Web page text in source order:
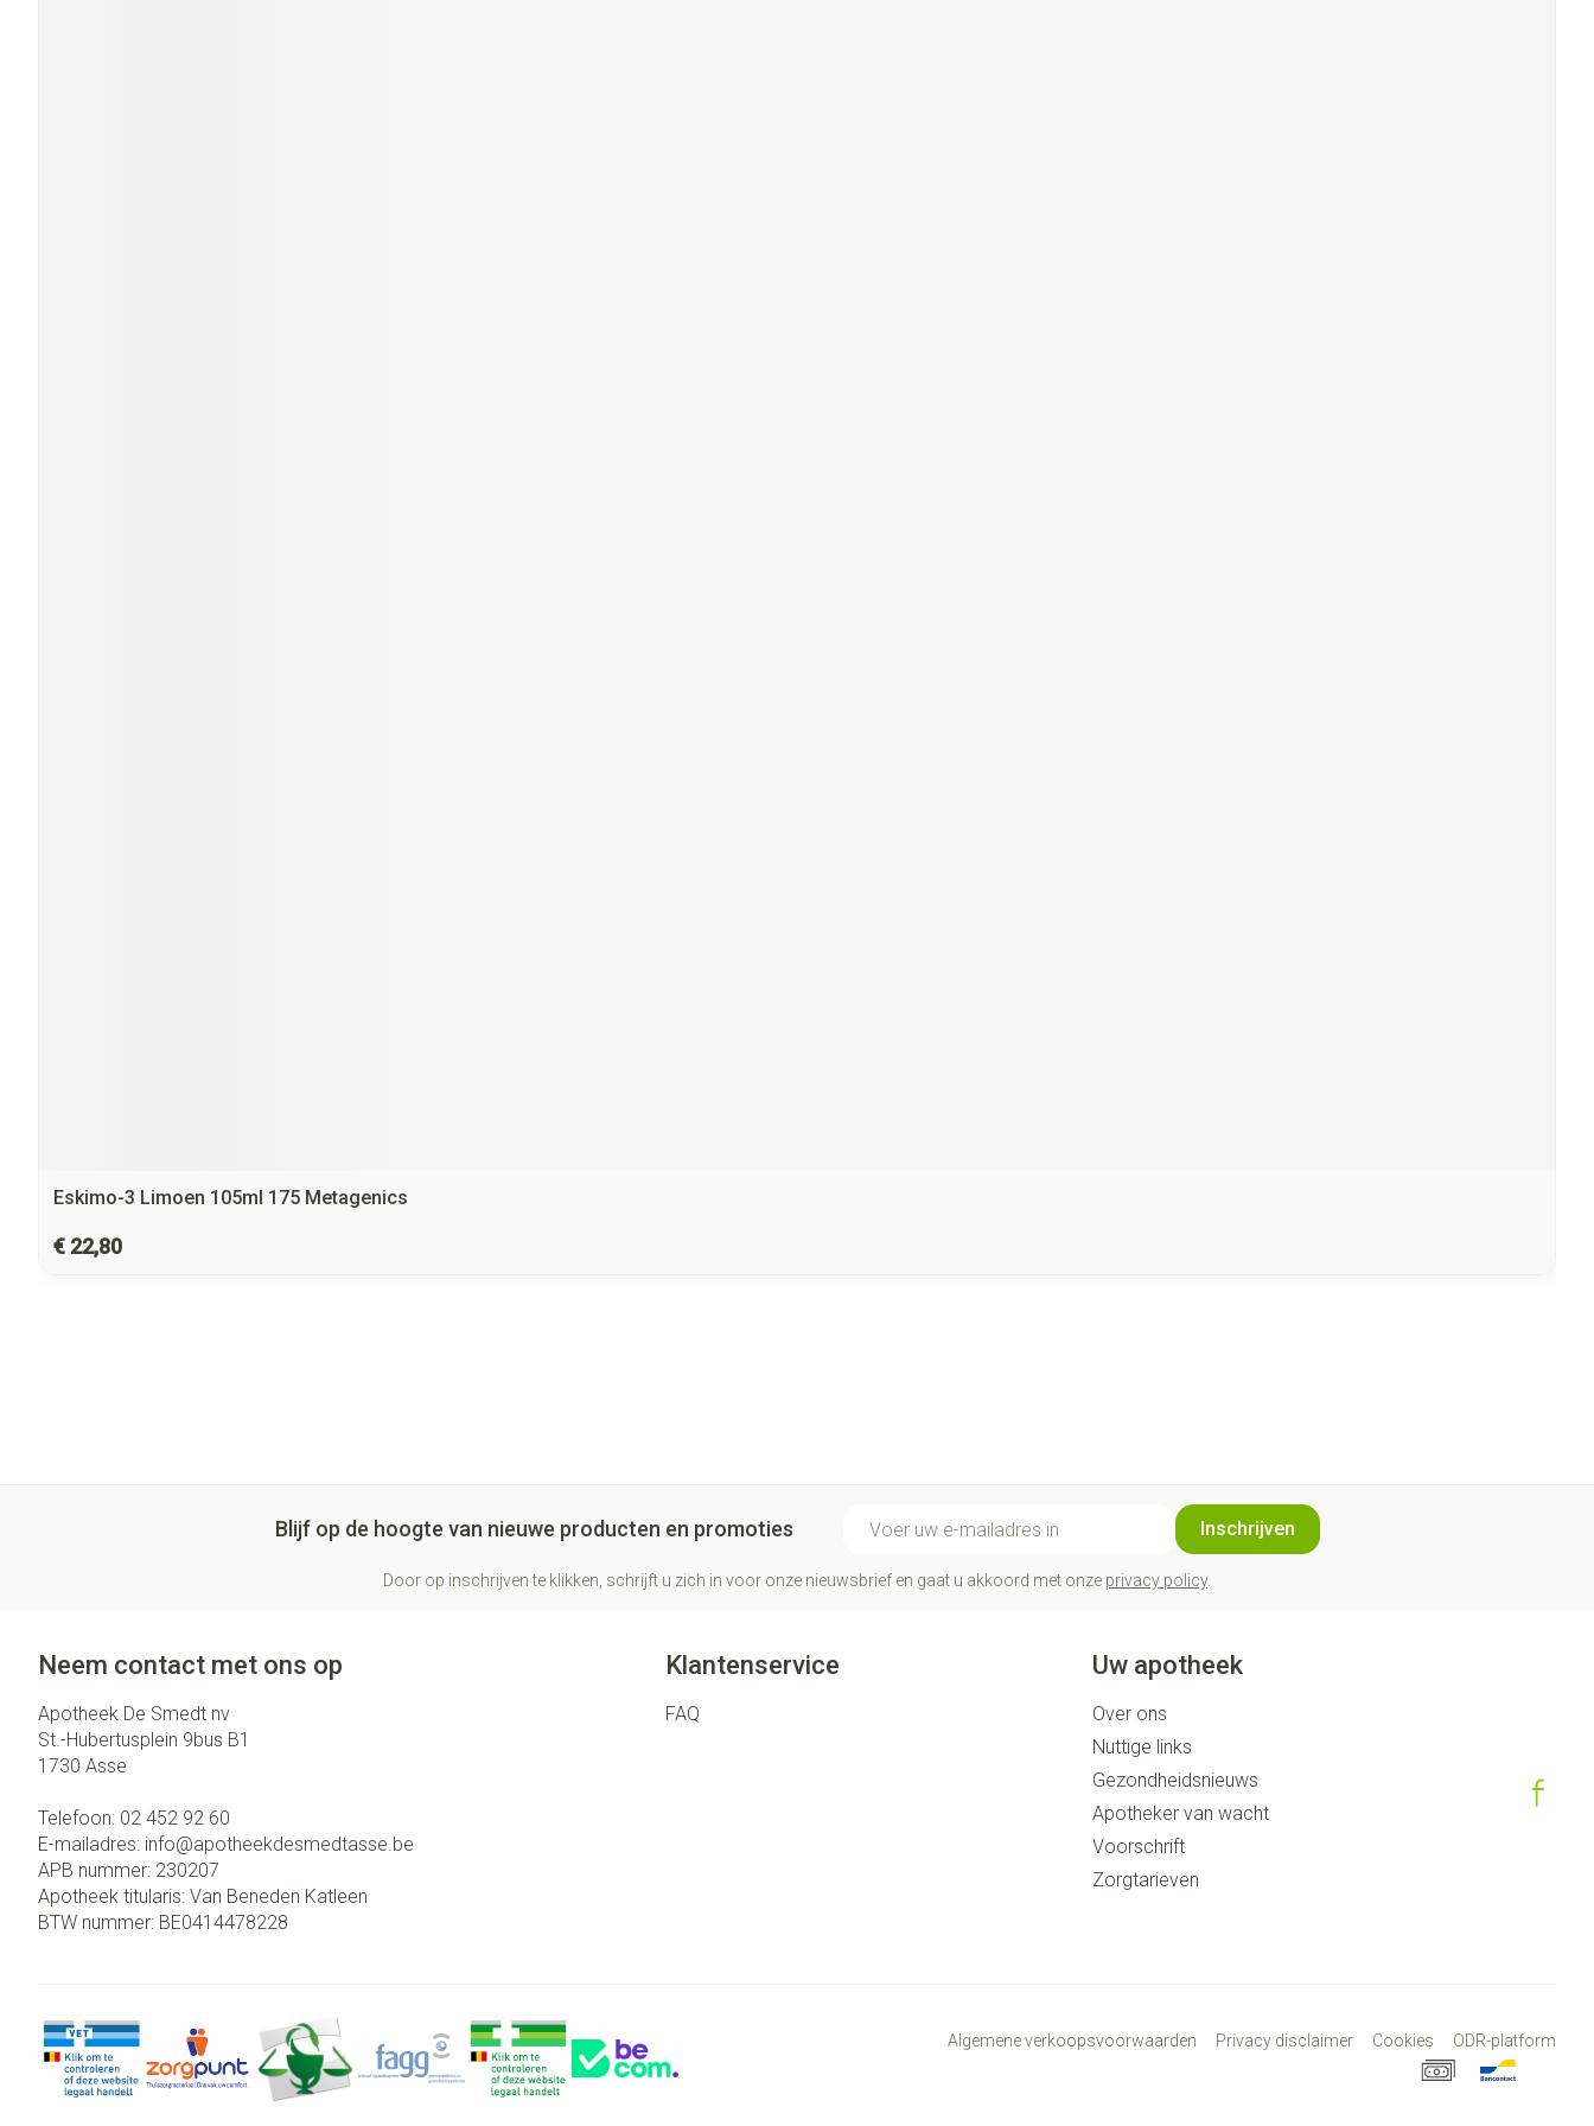
Eskimo-3 Limoen 105ml 175 Metagenics
€ 22,80
Blijf op de hoogte van nieuwe producten en promoties Inschrijven
Door op inschrijven te klikken, schrijft u zich in voor onze nieuwsbrief en gaat u akkoord met onze privacy policy.
Neem contact met ons op
Apotheek De Smedt nv
St.-Hubertusplein 9bus B1
1730 Asse
Telefoon: 02 452 92 60
E-mailadres: info@apotheekdesmedtasse.be
APB nummer: 230207
Apotheek titularis: Van Beneden Katleen
BTW nummer: BE0414478228
Klantenservice
FAQ
Uw apotheek
Over ons
Nuttige links
Gezondheidsnieuws
Apotheker van wacht
Voorschrift
Zorgtarieven
Algemene verkoopsvoorwaarden Privacy disclaimer Cookies ODR-platform